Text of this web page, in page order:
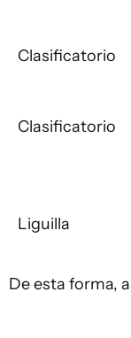
Clasificatorio
Clasificatorio
Liguilla
De esta forma,